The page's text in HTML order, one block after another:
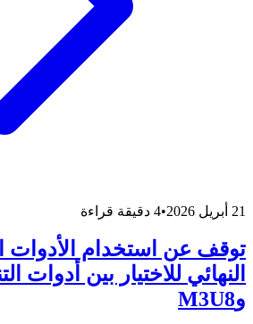
21 أبريل 2026 •4 دقيقة قراءة
توقف عن استخدام الأدوات
وM3U8